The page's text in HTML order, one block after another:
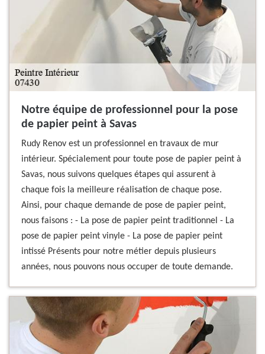
Notre équipe de professionnel pour la pose
de papier peint à Savas
Rudy Renov est un professionnel en travaux de mur
intérieur. Spécialement pour toute pose de papier peint à
Savas, nous suivons quelques étapes qui assurent à
chaque fois la meilleure réalisation de chaque pose.
Ainsi, pour chaque demande de pose de papier peint,
nous faisons : - La pose de papier peint traditionnel - La
pose de papier peint vinyle - La pose de papier peint
intissé Présents pour notre métier depuis plusieurs
années, nous pouvons nous occuper de toute demande.